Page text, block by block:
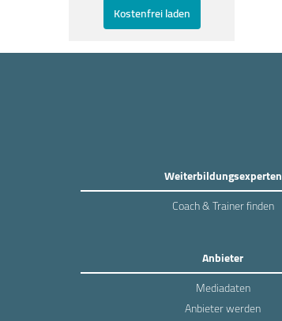
Kostenfrei laden
Weiterbildungsexperten
Coach & Trainer finden
Anbieter
Mediadaten
Anbieter werden